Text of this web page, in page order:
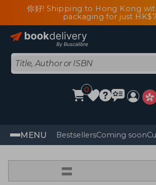
你好! Shipping to Hong Kong
packaging for just
0
MENU BestsellersComing soon
=